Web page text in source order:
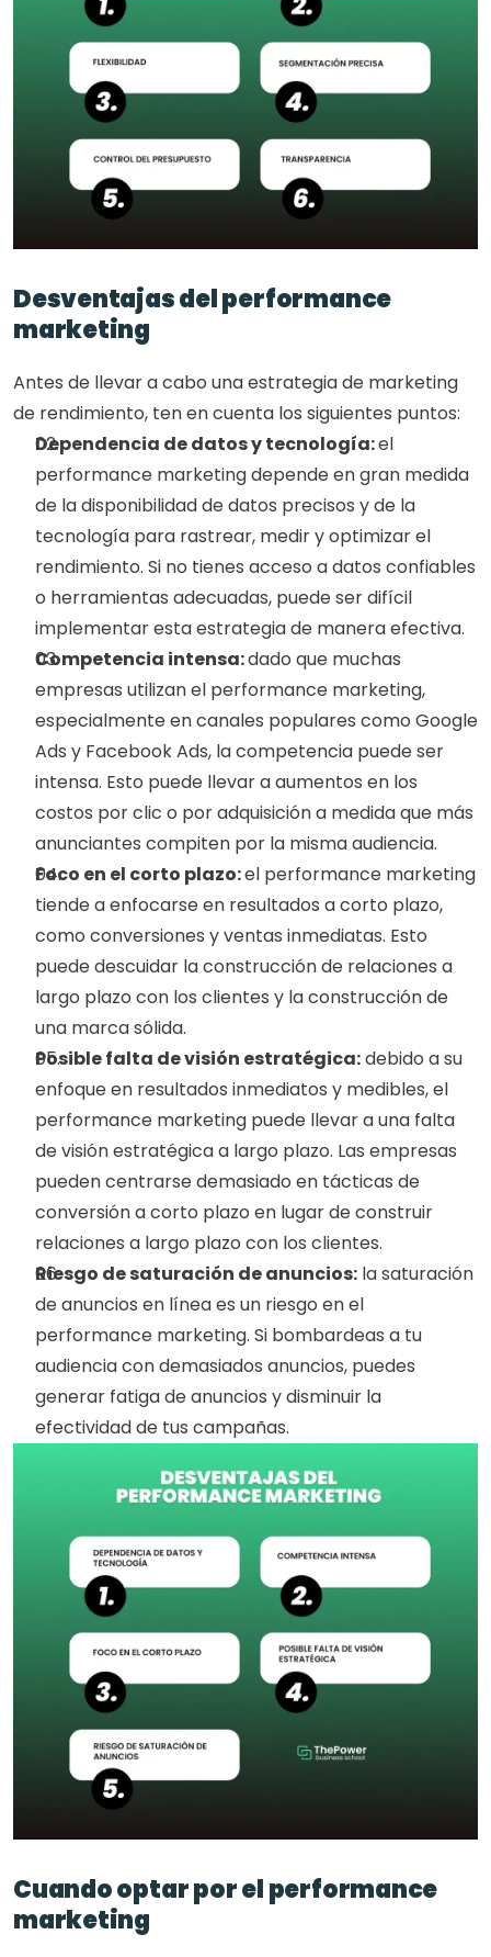
Desventajas del performance
marketing
Antes de llevar a cabo una estrategia de marketing
de rendimiento, ten en cuenta los siguientes puntos:
Dependencia de datos y tecnología: el
performance marketing depende en gran medida
de la disponibilidad de datos precisos y de la
tecnología para rastrear, medir y optimizar el
rendimiento. Si no tienes acceso a datos confiables
o herramientas adecuadas, puede ser difícil
implementar esta estrategia de manera efectiva.
Competencia intensa: dado que muchas
empresas utilizan el performance marketing,
especialmente en canales populares como Google
Ads y Facebook Ads, la competencia puede ser
intensa. Esto puede llevar a aumentos en los
costos por clic o por adquisición a medida que más
anunciantes compiten por la misma audiencia.
Foco en el corto plazo: el performance marketing
tiende a enfocarse en resultados a corto plazo,
como conversiones y ventas inmediatas. Esto
puede descuidar la construcción de relaciones a
largo plazo con los clientes y la construcción de
una marca sólida.
Posible falta de visión estratégica: debido a su
enfoque en resultados inmediatos y medibles, el
performance marketing puede llevar a una falta
de visión estratégica a largo plazo. Las empresas
pueden centrarse demasiado en tácticas de
conversión a corto plazo en lugar de construir
relaciones a largo plazo con los clientes.
Riesgo de saturación de anuncios: la saturación
de anuncios en línea es un riesgo en el
performance marketing. Si bombardeas a tu
audiencia con demasiados anuncios, puedes
generar fatiga de anuncios y disminuir la
efectividad de tus campañas.
Cuando optar por el performance
marketing